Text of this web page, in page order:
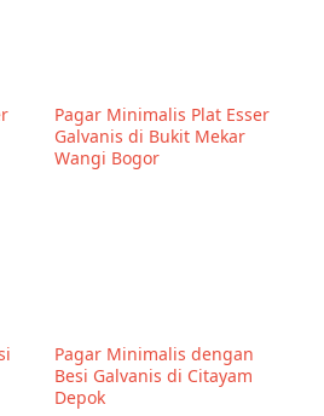
Pagar Minimalis Plat Esser
Galvanis di Bukit Mekar
Wangi Bogor
Pagar Minimalis dengan
Besi Galvanis di Citayam
Depok